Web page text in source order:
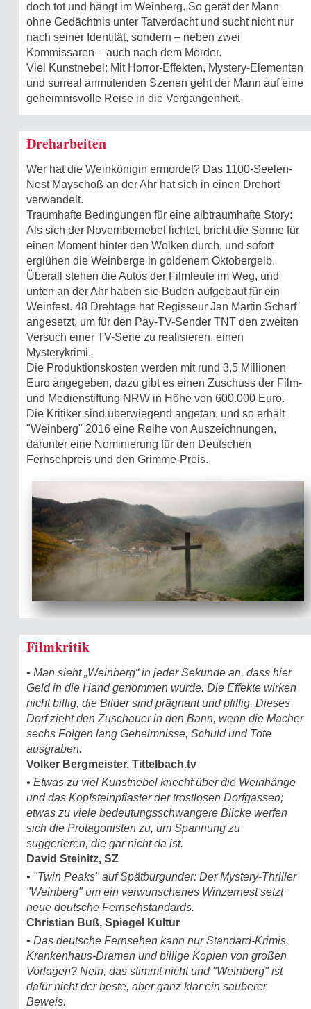
doch tot und hängt im Weinberg. So gerät der Mann
ohne Gedächtnis unter Tatverdacht und sucht nicht nur
nach seiner Identität, sondern – neben zwei
Kommissaren – auch nach dem Mörder.
Viel Kunstnebel: Mit Horror-Effekten, Mystery-Elementen
und surreal anmutenden Szenen geht der Mann auf eine
geheimnisvolle Reise in die Vergangenheit.
Dreharbeiten
Wer hat die Weinkönigin ermordet? Das 1100-Seelen-
Nest Mayschoß an der Ahr hat sich in einen Drehort
verwandelt.
Traumhafte Bedingungen für eine albtraumhafte Story:
Als sich der Novembernebel lichtet, bricht die Sonne für
einen Moment hinter den Wolken durch, und sofort
erglühen die Weinberge in goldenem Oktobergelb.
Überall stehen die Autos der Filmleute im Weg, und
unten an der Ahr haben sie Buden aufgebaut für ein
Weinfest. 48 Drehtage hat Regisseur Jan Martin Scharf
angesetzt, um für den Pay-TV-Sender TNT den zweiten
Versuch einer TV-Serie zu realisieren, einen
Mysterykrimi.
Die Produktionskosten werden mit rund 3,5 Millionen
Euro angegeben, dazu gibt es einen Zuschuss der Film-
und Medienstiftung NRW in Höhe von 600.000 Euro.
Die Kritiker sind überwiegend angetan, und so erhält
"Weinberg" 2016 eine Reihe von Auszeichnungen,
darunter eine Nominierung für den Deutschen
Fernsehpreis und den Grimme-Preis.
Filmkritik
• Man sieht „Weinberg“ in jeder Sekunde an, dass hier
Geld in die Hand genommen wurde. Die Effekte wirken
nicht billig, die Bilder sind prägnant und pfiffig. Dieses
Dorf zieht den Zuschauer in den Bann, wenn die Macher
sechs Folgen lang Geheim­nisse, Schuld und Tote
ausgraben.
Volker Bergmeister, Tittelbach.tv
• Etwas zu viel Kunstnebel kriecht über die Weinhänge
und das Kopfsteinpflaster der trostlosen Dorfgassen;
etwas zu viele bedeutungsschwangere Blicke werfen
sich die Protagonisten zu, um Spannung zu
suggerieren, die gar nicht da ist.
David Steinitz, SZ
• "Twin Peaks" auf Spätburgunder: Der Mystery-Thriller
"Weinberg" um ein verwunschenes Winzernest setzt
neue deutsche Fernsehstandards.
Christian Buß, Spiegel Kultur
• Das deutsche Fernsehen kann nur Standard-Krimis,
Krankenhaus-Dramen und billige Kopien von großen
Vorlagen? Nein, das stimmt nicht und "Weinberg" ist
dafür nicht der beste, aber ganz klar ein sauberer
Beweis.